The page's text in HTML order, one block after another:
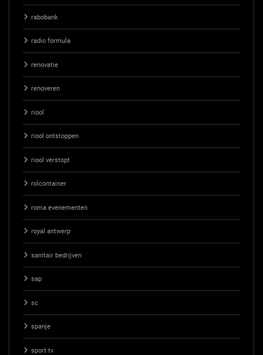
rabobank
radio formula
renovatie
renoveren
riool
riool ontstoppen
riool verstopt
rolcontainer
roma evenementen
royal antwerp
sanitair bedrijven
sap
sc
spanje
sport tv